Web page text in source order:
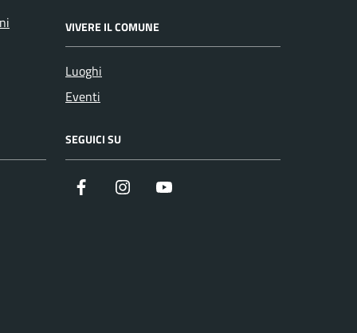
VIVERE IL COMUNE
Luoghi
Eventi
SEGUICI SU
Facebook Instagram